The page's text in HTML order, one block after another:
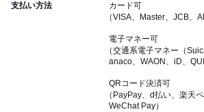
支払い方法
カード可
（VISA、Master、JCB、
電子マネー可
（交通系電子マネー（
anaco、WAON、iD、
QRコード決済可
（PayPay、d払い、楽天
WeChat Pay）